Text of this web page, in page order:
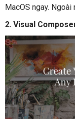
MacOS ngay.
2. Visual